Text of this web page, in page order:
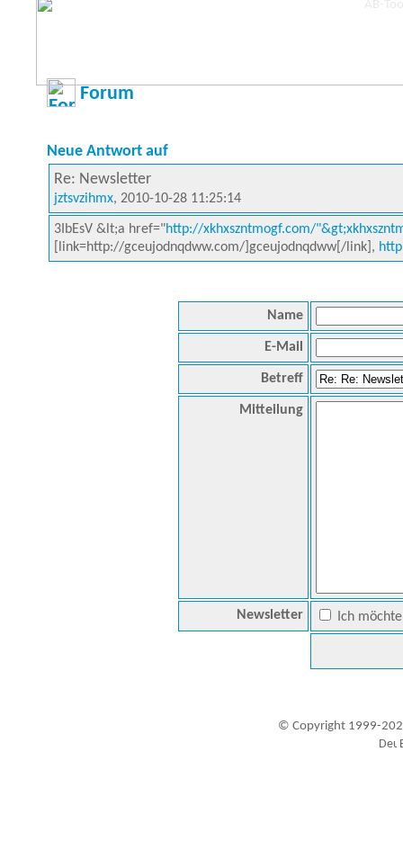
Forum
Neue Antwort auf
Re: Newsletter
jztsvzihmx, 2010-10-28 11:25:14
3IbEsV &lt;a href="http://xkhxszntmogf.com/
[link=http://gceujodnqdww.com/]gceujodnqdww[/link],
Name
E-Mail
Betreff
Mitteilung
Newsletter Ich
© Copyright 1999-